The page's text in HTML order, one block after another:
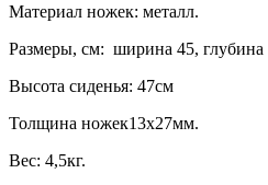
Материал ножек: металл.
Размеры, см: ширина 45, глубина
Высота сиденья: 47см
Толщина ножек13х27мм.
Вес: 4,5кг.